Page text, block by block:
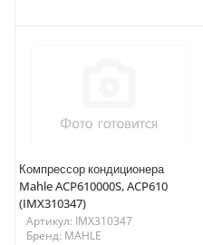
Компрессор кондиционера
Mahle ACP610000S, ACP610
(IMX310347)
Артикул: IMX310347
Бренд: MAHLE